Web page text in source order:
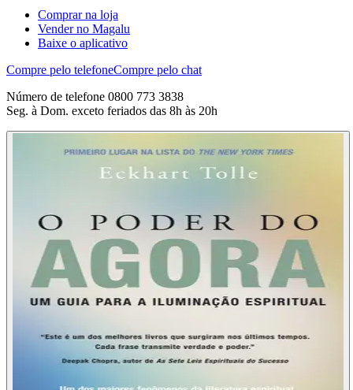
Comprar na loja
Vender no Magalu
Baixe o aplicativo
Compre pelo telefoneCompre pelo chat
Número de telefone 0800 773 3838
Seg. à Dom. exceto feriados das 8h às 20h